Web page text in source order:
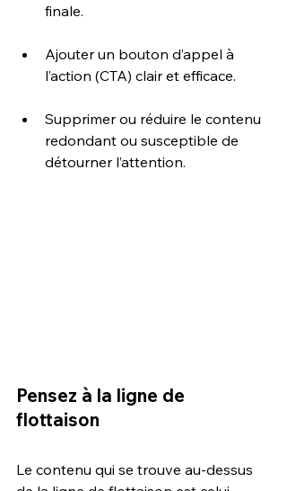
finale.
Ajouter un bouton d’appel à
l’action (CTA) clair et efficace.
Supprimer ou réduire le contenu
redondant ou susceptible de
détourner l’attention.
Pensez à la ligne de
flottaison
Le contenu qui se trouve au-dessus